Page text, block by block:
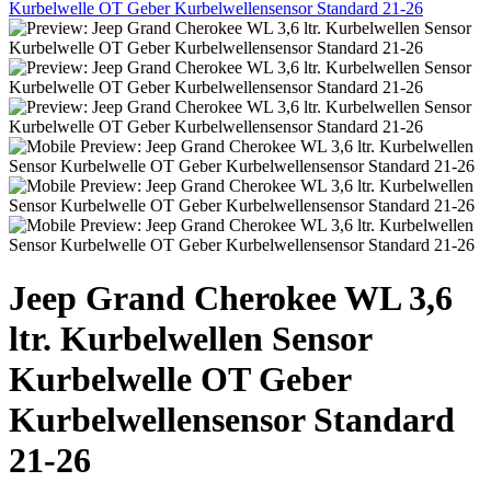
Jeep Grand Cherokee WL 3,6
ltr. Kurbelwellen Sensor
Kurbelwelle OT Geber
Kurbelwellensensor Standard
21-26